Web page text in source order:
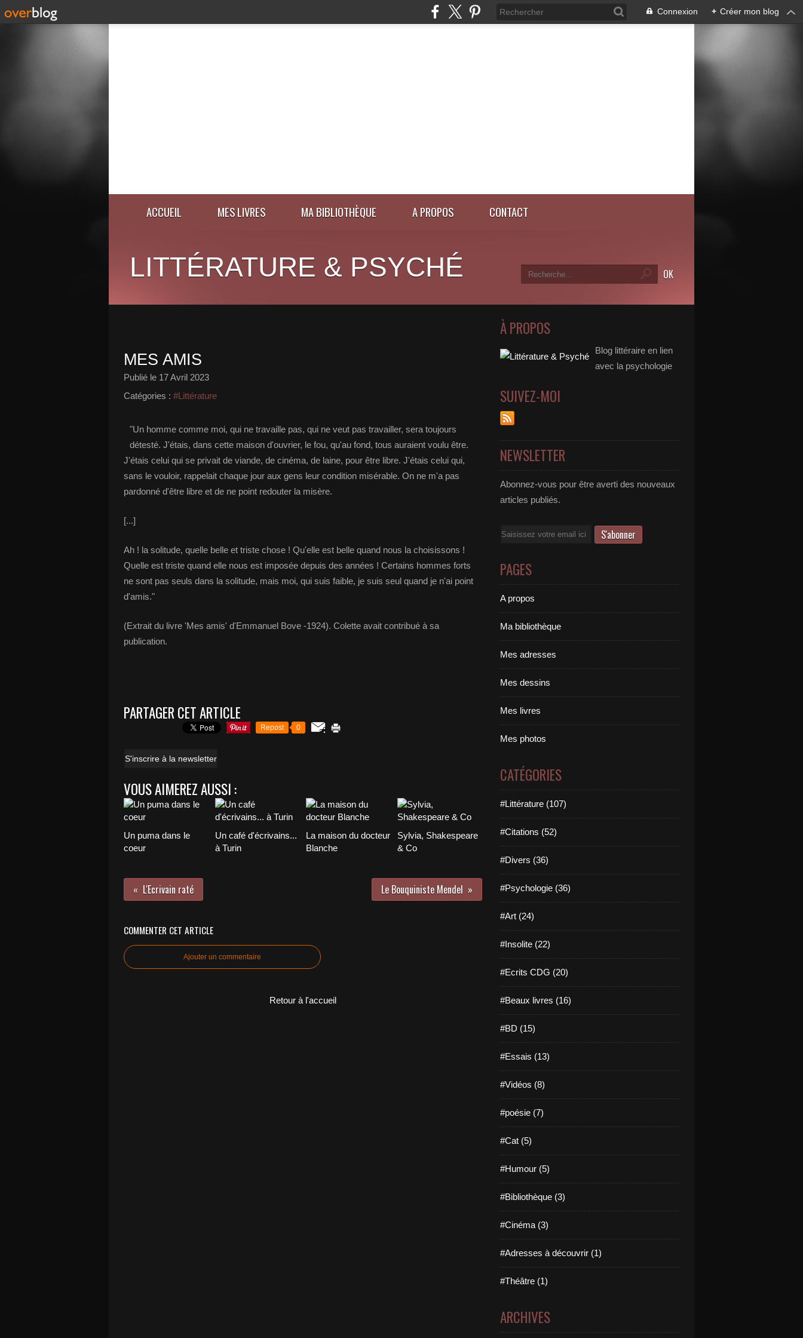
Connexion + Créer mon blog
ACCUEIL MES LIVRES MA BIBLIOTHÈQUE A PROPOS CONTACT
LITTÉRATURE & PSYCHÉ
MES AMIS
Publié le 17 Avril 2023
Catégories : #Littérature
"Un homme comme moi, qui ne travaille pas, qui ne veut pas travailler, sera toujours
détesté. J'étais, dans cette maison d'ouvrier, le fou, qu'au fond, tous auraient voulu être.
J'étais celui qui se privait de viande, de cinéma, de laine, pour être libre. J'étais celui qui,
sans le vouloir, rappelait chaque jour aux gens leur condition misérable. On ne m'a pas
pardonné d'être libre et de ne point redouter la misère.
[...]
Ah ! la solitude, quelle belle et triste chose ! Qu'elle est belle quand nous la choisissons !
Quelle est triste quand elle nous est imposée depuis des années ! Certains hommes forts
ne sont pas seuls dans la solitude, mais moi, qui suis faible, je suis seul quand je n'ai point
d'amis."
(Extrait du livre 'Mes amis' d'Emmanuel Bove -1924). Colette avait contribué à sa
publication.
PARTAGER CET ARTICLE
Repost 0
S'inscrire à la newsletter
VOUS AIMEREZ AUSSI :
Un puma dans le
coeur
Un café d'écrivains...
à Turin
La maison du docteur
Blanche
Sylvia, Shakespeare
& Co
L'Ecrivain raté Le Bouquiniste Mendel
COMMENTER CET ARTICLE
Ajouter un commentaire
Retour à l'accueil
À PROPOS
Blog littéraire en lien
avec la psychologie
SUIVEZ-MOI
NEWSLETTER
Abonnez-vous pour être averti des nouveaux
articles publiés.
Email
PAGES
A propos
Ma bibliothèque
Mes adresses
Mes dessins
Mes livres
Mes photos
CATÉGORIES
#Littérature (107)
#Citations (52)
#Divers (36)
#Psychologie (36)
#Art (24)
#Insolite (22)
#Ecrits CDG (20)
#Beaux livres (16)
#BD (15)
#Essais (13)
#Vidéos (8)
#poésie (7)
#Cat (5)
#Humour (5)
#Bibliothèque (3)
#Cinéma (3)
#Adresses à découvrir (1)
#Théâtre (1)
ARCHIVES